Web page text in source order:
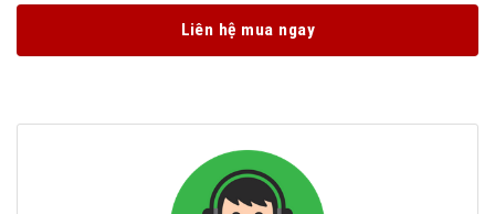
Liên hệ mua ngay